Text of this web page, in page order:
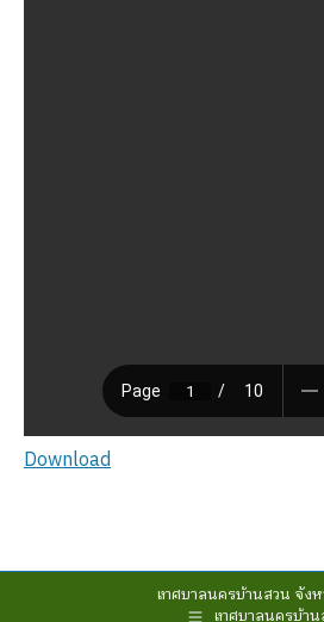
Download
เทศบาลนครบ้านสวน จัง
เทศบาลนครบ้า